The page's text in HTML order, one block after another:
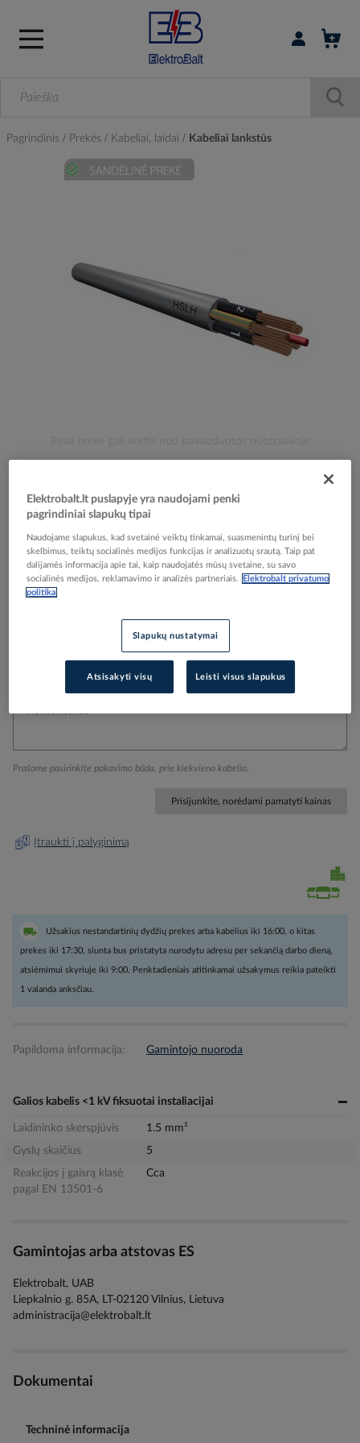
Prisijungti /
Pagrindinis Prekės Kabeliai, laidai Kabeliai lankstūs
the
images
gallery
Kabelis lankstus HSLH-JZ 5x1.5mm2 300/500V Cca
klasė [matuojamas] - ELMAT
Elektrobalt prekės kodas
Gamintojo prekės kodas
8360043-005
Prašome pasirinkite pakavimo būda, prie kiekvieno kabelio.
Prisijunkite, norėdami pamatyti kainas
Įtraukti į palyginimą
Užsakius nestandartinių dydžių prekes arba kabelius iki 16:00, o kitas
prekes iki 17:30, siunta bus pristatyta nurodytu adresu per sekančią darbo dieną,
atsiėmimui skyriuje iki 9:00. Penktadieniais atitinkamai užsakymus reikia pateikti
1 valanda anksčiau.
Papildoma informacija: Gamintojo nuoroda
Galios kabelis <1 kV fiksuotai instaliacijai
Laidininko skerspjūvis
1.5 mm²
Gyslų skaičius
5
Reakcijos į gaisrą klasė
pagal EN 13501-6
Cca
Gamintojas arba atstovas ES
Elektrobalt, UAB
Liepkalnio g. 85A, LT-02120 Vilnius, Lietuva
administracija@elektrobalt.lt
Dokumentai
Techninė informacija
Elektrobalt.lt puslapyje yra naudojami penki
pagrindiniai slapukų tipai
Naudojame slapukus, kad svetainė veiktų tinkamai, suasmenintų turinį bei
skelbimus, teiktų socialinės medijos funkcijas ir analizuotų srautą. Taip pat
dalijamės informacija apie tai, kaip naudojatės mūsų svetaine, su savo
socialinės medijos, reklamavimo ir analizės partneriais.
Elektrobalt privatumo
politika
Slapukų nustatymai
Atsisakyti visų Leisti visus slapukus